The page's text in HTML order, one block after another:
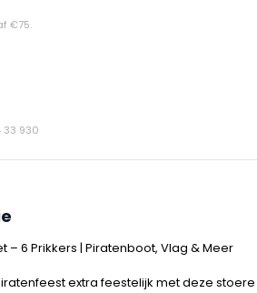
€75.
930
– 6 Prikkers | Piratenboot, Vlag & Meer
extra feestelijk met deze stoere